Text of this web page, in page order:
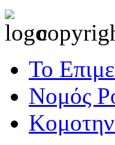
Το
Νομός